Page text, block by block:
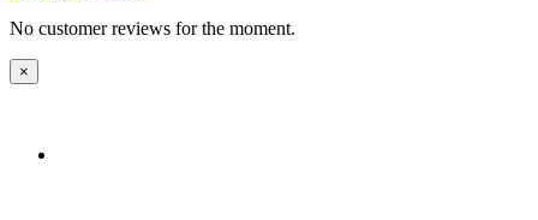
No customer reviews for the moment.
×